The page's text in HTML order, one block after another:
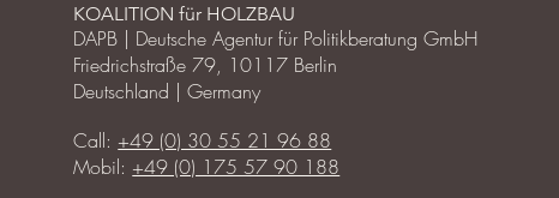
KOALITION für HOLZBAU
DAPB | Deutsche Agentur für Politikberatung GmbH
Friedrichstraße 79, 10117 Berlin
Deutschland | Germany
Call: +49 (0) 30 55 21 96 88
Mobil: +49 (0) 175 57 90 188